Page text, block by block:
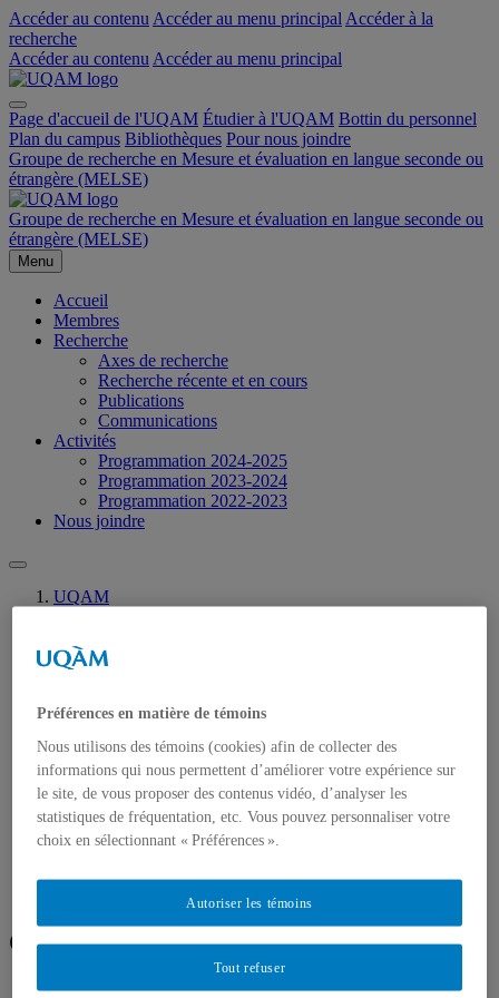
Accéder au contenu Accéder au menu principal Accéder à la
recherche
Accéder au contenu Accéder au menu principal
Page d'accueil de l'UQAM Étudier à l'UQAM Bottin du personnel
Plan du campus Bibliothèques Pour nous joindre
Groupe de recherche en Mesure et évaluation en langue seconde ou
étrangère (MELSE)
Groupe de recherche en Mesure et évaluation en langue seconde ou
étrangère (MELSE)
Menu
Accueil
Membres
Recherche
Axes de recherche
Recherche récente et en cours
Publications
Communications
Activités
Programmation 2024-2025
Programmation 2023-2024
Programmation 2022-2023
Nous joindre
UQAM
Accueil
Recherche
Recherche récente et en cours
Publications
Communications
Activités
Programmation 2024-2025
Programmation 2022-2023
Communications
Zuercher, B. et Springer, S. (june 2026).Cross-linguistic
Préférences en matière de témoins
Nous utilisons des témoins (cookies) afin de collecter des
informations qui nous permettent d’améliorer votre expérience sur
le site, de vous proposer des contenus vidéo, d’analyser les
statistiques de fréquentation, etc. Vous pouvez personnaliser votre
choix en sélectionnant « Préférences ».
Tout refuser
Autoriser les témoins